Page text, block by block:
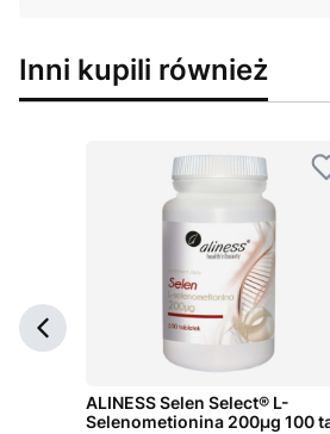
Inni kupili również
ALINESS Selen Select® L-
Selenometionina 200µg 100